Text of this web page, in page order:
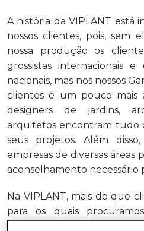
A história da VIPLANT está
nossos clientes, pois, sem
nossa produção os
grossistas internacionais
nacionais, mas nos nossos
clientes é um pouco mais
designers de jardins,
arquitetos encontram tudo
seus projetos. Além
empresas de diversas áreas
aconselhamento necessário
Na VIPLANT, mais do que
para os quais